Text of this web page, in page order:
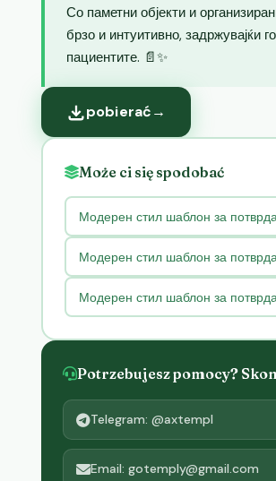
Со паметни објекти и
брзо и интуитивно, задржувајќи
пациентите. 📄✨
pobierać→
Może ci się spodobać
Модерен стил шаблон за
Модерен стил шаблон за
Модерен стил шаблон за
Potrzebujesz pomocy?
Telegram: @axtempl
Email: gotemply@gmail.com